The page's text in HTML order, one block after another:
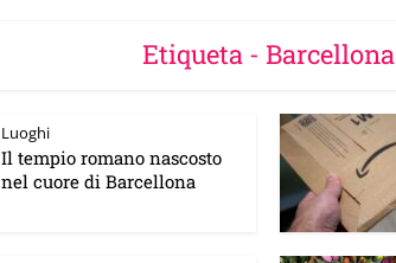
Etiqueta - Barcellona
Luoghi
Il tempio romano nascosto
nel cuore di Barcellona